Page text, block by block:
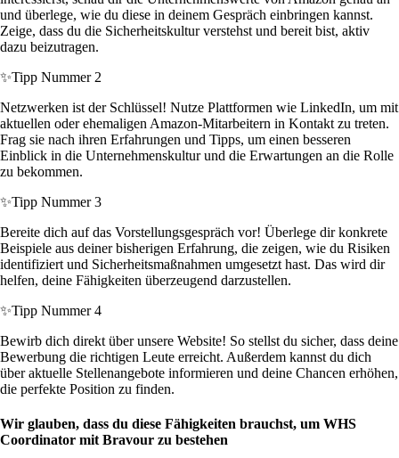
und überlege, wie du diese in deinem Gespräch einbringen kannst.
Zeige, dass du die Sicherheitskultur verstehst und bereit bist, aktiv
dazu beizutragen.
✨Tipp Nummer 2
Netzwerken ist der Schlüssel! Nutze Plattformen wie LinkedIn, um mit
aktuellen oder ehemaligen Amazon-Mitarbeitern in Kontakt zu treten.
Frag sie nach ihren Erfahrungen und Tipps, um einen besseren
Einblick in die Unternehmenskultur und die Erwartungen an die Rolle
zu bekommen.
✨Tipp Nummer 3
Bereite dich auf das Vorstellungsgespräch vor! Überlege dir konkrete
Beispiele aus deiner bisherigen Erfahrung, die zeigen, wie du Risiken
identifiziert und Sicherheitsmaßnahmen umgesetzt hast. Das wird dir
helfen, deine Fähigkeiten überzeugend darzustellen.
✨Tipp Nummer 4
Bewirb dich direkt über unsere Website! So stellst du sicher, dass deine
Bewerbung die richtigen Leute erreicht. Außerdem kannst du dich
über aktuelle Stellenangebote informieren und deine Chancen erhöhen,
die perfekte Position zu finden.
Wir glauben, dass du diese Fähigkeiten brauchst, um WHS
Coordinator mit Bravour zu bestehen